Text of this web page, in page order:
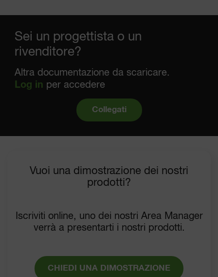
Sei un progettista o un
rivenditore?
Altra documentazione da scaricare.
Log in per accedere
Collegati
Vuoi una dimostrazione dei nostri
prodotti?
Iscriviti online, uno dei nostri Area Manager
verrà a presentarti i nostri prodotti.
CHIEDI UNA DIMOSTRAZIONE